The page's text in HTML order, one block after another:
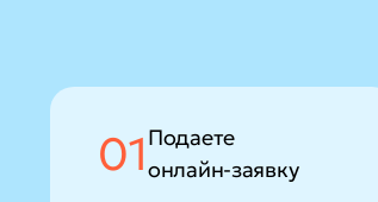
01 Подаете
онлайн-заявку